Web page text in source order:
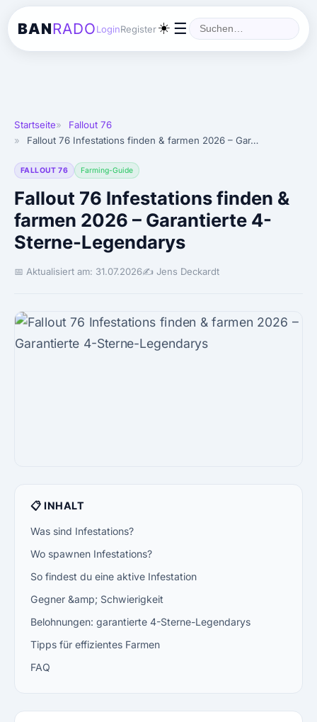
BANRADOLoginRegister☀️ ☰
Startseite
Fallout 76
Fallout 76 Infestations finden & farmen 2026 – Gar…
FALLOUT 76 Farming-Guide
Fallout 76 Infestations finden &
farmen 2026 – Garantierte 4-
Sterne-Legendarys
📅 Aktualisiert am: 31.07.2026✍️ Jens Deckardt
📋 INHALT
Was sind Infestations?
Wo spawnen Infestations?
So findest du eine aktive Infestation
Gegner &amp; Schwierigkeit
Belohnungen: garantierte 4-Sterne-Legendarys
Tipps für effizientes Farmen
FAQ